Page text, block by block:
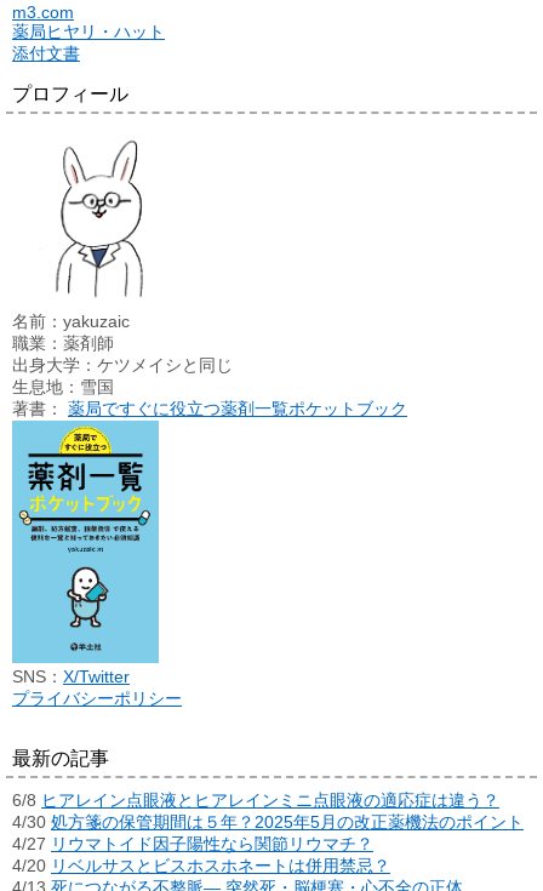
m3.com
薬局ヒヤリ・ハット
添付文書
プロフィール
名前：yakuzaic
職業：薬剤師
出身大学：ケツメイシと同じ
生息地：雪国
著書： 薬局ですぐに役立つ薬剤一覧ポケットブック
SNS： X/Twitter
プライバシーポリシー
最新の記事
6/8 ヒアレイン点眼液とヒアレインミニ点眼液の適応症は違う？
4/30 処方箋の保管期間は５年？2025年5月の改正薬機法のポイント
4/27 リウマトイド因子陽性なら関節リウマチ？
4/20 リベルサスとビスホスホネートは併用禁忌？